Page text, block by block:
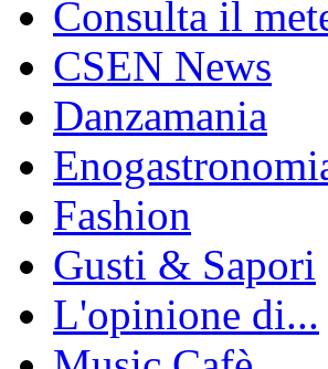
Consulta il
CSEN News
Danzamania
Fashion
Gusti & Sapori
L'opinione di...